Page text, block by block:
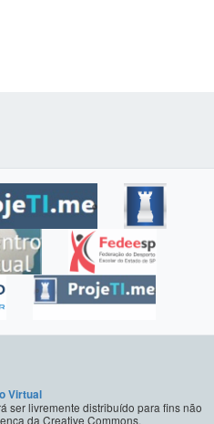
Virtual
ser livremente distribuído para fins não
da Creative Commons.